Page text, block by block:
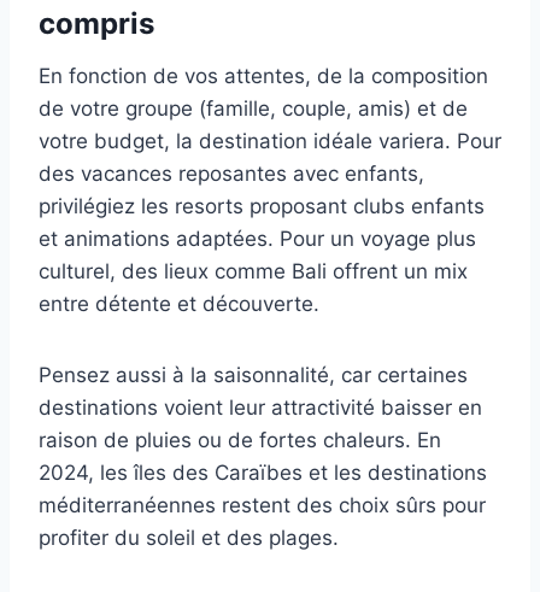
compris
En fonction de vos attentes, de la composition
de votre groupe (famille, couple, amis) et de
votre budget, la destination idéale variera. Pour
des vacances reposantes avec enfants,
privilégiez les resorts proposant clubs enfants
et animations adaptées. Pour un voyage plus
culturel, des lieux comme Bali offrent un mix
entre détente et découverte.
Pensez aussi à la saisonnalité, car certaines
destinations voient leur attractivité baisser en
raison de pluies ou de fortes chaleurs. En
2024, les îles des Caraïbes et les destinations
méditerranéennes restent des choix sûrs pour
profiter du soleil et des plages.